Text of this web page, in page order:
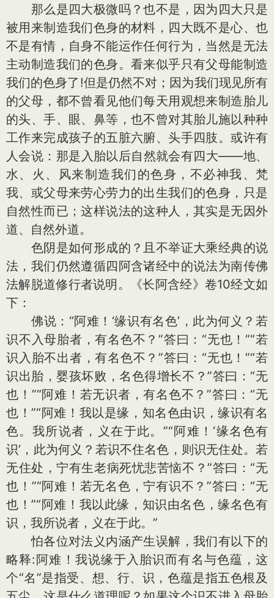
那么是四大极微吗？也不是，因为四大只是
被用来制造我们色身的材料，四大既不是心、也
不是有情，自身不能运作任何行为，当然是无法
主动制造我们的色身。看来似乎只有父母能制造
我们的色身了!但是仍然不对；因为我们现见所有
的父母，都不曾看见他们每天用观想来制造胎儿
的头、手、眼、鼻等，也不曾对其胎儿施以种种
工作来完成孩子的五脏六腑、头手四肢。或许有
人会说：那是入胎以后自然就会有四大——地、
水、火、风来制造我们的色身，不必神我、梵
我、或父母来劳心劳力的出生我们的色身，只是
自然性而已；这样说法的这种人，其实是无因外
道、自然外道。
色阴是如何形成的？且不举证大乘经典的说
法，我们仍然遵循四阿含诸经中的说法为南传佛
法解脱道修行者说明。《长阿含经》卷10经文如
下：
佛说：“阿难！‘缘识有名色’，此为何义？若
识不入母胎者，有名色不？”答曰：“无也！”“若
识入胎不出者，有名色不？”答曰：“无也！”“若
识出胎，婴孩坏败，名色得增长不？”答曰：“无
也！”“阿难！若无识者，有名色不？”答曰：“无
也！”“阿难！我以是缘，知名色由识，缘识有名
色。我所说者，义在于此。”“阿难！‘缘名色有
识’，此为何义？若识不住名色，则识无住处。若
无住处，宁有生老病死忧悲苦恼不？”答曰：“无
也！”“阿难！若无名色，宁有识不？”答曰：“无
也！”“阿难！我以此缘，知识由名色，缘名色有
识，我所说者，义在于此。”
怕各位对法义内涵产生误解，我们有以下的
略释:阿难！我说缘于入胎识而有名与色蕴，这
个“名”是指受、想、行、识，色蕴是指五色根及